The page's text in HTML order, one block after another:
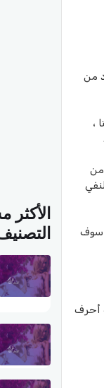
من
،
من
سوف
أحرف